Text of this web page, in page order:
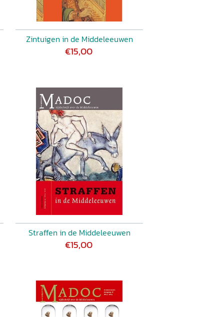
Zintuigen in de Middeleeuwen
€15,00
Straffen in de Middeleeuwen
€15,00